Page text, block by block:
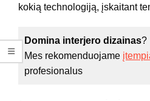
kokią technologiją, įskaitant
Domina interjero dizainas?
Mes rekomenduojame
profesionalus